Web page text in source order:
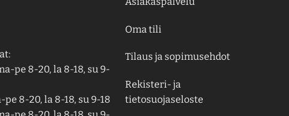
pe 8-20, la 8-18, su 9-
pe 8-20, la 8-18, su 9-18
Oma tili
Tilaus ja sopimusehdot
Rekisteri- ja
tietosuojaseloste